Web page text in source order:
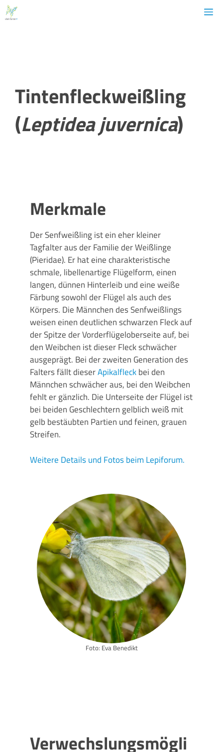
Zum
Inhalt
Tintenfleckweißling
(Leptidea juvernica)
Merkmale
Der Senfweißling ist ein eher kleiner
Tagfalter aus der Familie der Weißlinge
(Pieridae). Er hat eine charakteristische
schmale, libellenartige Flügelform, einen
langen, dünnen Hinterleib und eine weiße
Färbung sowohl der Flügel als auch des
Körpers. Die Männchen des Senfweißlings
weisen einen deutlichen schwarzen Fleck auf
der Spitze der Vorderflügeloberseite auf, bei
den Weibchen ist dieser Fleck schwächer
ausgeprägt. Bei der zweiten Generation des
Falters fällt dieserApikalfleckbei den
Männchen schwächer aus, bei den Weibchen
fehlt er gänzlich. Die Unterseite der Flügel ist
bei beiden Geschlechtern gelblich weiß mit
gelb bestäubten Partien und feinen, grauen
Streifen.
Weitere Details und Fotos beim Lepiforum.
Foto: Eva Benedikt
Verwechslungsmögli